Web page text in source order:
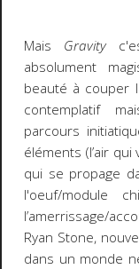
Mais Gravity
absolument
beauté à couper
contemplatif
parcours
éléments (l’air
qui se propage
l'oeuf/module
l’amerrissage/
Ryan Stone,
dans un monde